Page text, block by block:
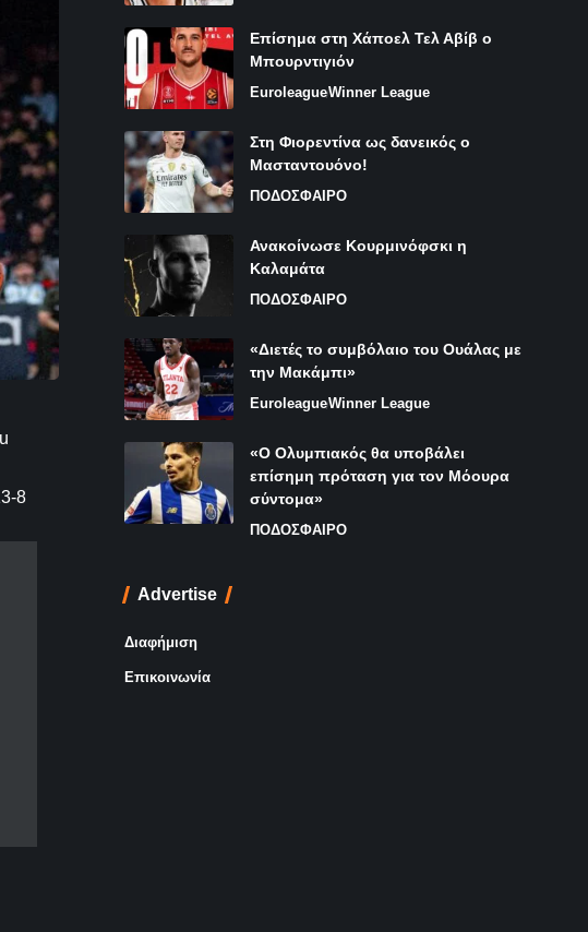
8
Επίσημα στη Χάποελ Τελ Αβίβ ο
Μπουρντιγιόν
EuroleagueWinner League
Στη Φιορεντίνα ως δανεικός ο
Μασταντουόνο!
ΠΟΔΟΣΦΑΙΡΟ
Ανακοίνωσε Κουρμινόφσκι η
Καλαμάτα
ΠΟΔΟΣΦΑΙΡΟ
«Διετές το συμβόλαιο του Ουάλας με
την Μακάμπι»
EuroleagueWinner League
«Ο Ολυμπιακός θα υποβάλει
επίσημη πρόταση για τον Μόουρα
σύντομα»
ΠΟΔΟΣΦΑΙΡΟ
Advertise
Διαφήμιση
Επικοινωνία